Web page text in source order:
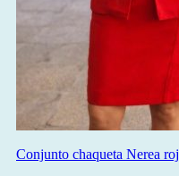
Conjunto chaqueta Nerea